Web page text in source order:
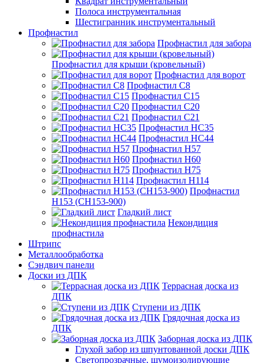
Полоса инструментальная
Шестигранник инструментальный
Профнастил
Профнастил для забора
Профнастил для крыши (кровельный)
Профнастил для ворот
Профнастил С8
Профнастил С15
Профнастил С20
Профнастил С21
Профнастил НС35
Профнастил НС44
Профнастил Н57
Профнастил Н60
Профнастил Н75
Профнастил Н114
Профнастил
Н153 (СН153-900)
Гладкий лист
Некондиция
профнастила
Штрипс
Металлообработка
Сэндвич панели
Доски из ДПК
Террасная доска из
ДПК
Ступени из ДПК
Грядочная доска из
ДПК
Заборная доска из ДПК
Глухой забор из шпунтованной доски ДПК
Светопрозрачные, шумоизолирующие